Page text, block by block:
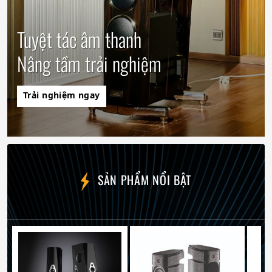
Tuyệt tác âm thanh
Nâng tầm trải nghiệm
Trải nghiệm ngay
SẢN PHẨM NỔI BẬT